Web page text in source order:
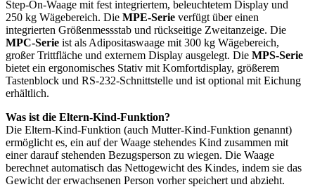
Step-On-Waage mit fest integriertem, beleuchtetem Display und
250 kg Wägebereich. Die MPE-Serie verfügt über einen
integrierten Größenmessstab und rückseitige Zweitanzeige. Die
MPC-Serie ist als Adipositaswaage mit 300 kg Wägebereich,
großer Trittfläche und externem Display ausgelegt. Die MPS-Serie
bietet ein ergonomisches Stativ mit Komfortdisplay, größerem
Tastenblock und RS-232-Schnittstelle und ist optional mit Eichung
erhältlich.
Was ist die Eltern-Kind-Funktion?
Die Eltern-Kind-Funktion (auch Mutter-Kind-Funktion genannt)
ermöglicht es, ein auf der Waage stehendes Kind zusammen mit
einer darauf stehenden Bezugsperson zu wiegen. Die Waage
berechnet automatisch das Nettogewicht des Kindes, indem sie das
Gewicht der erwachsenen Person vorher speichert und abzieht.